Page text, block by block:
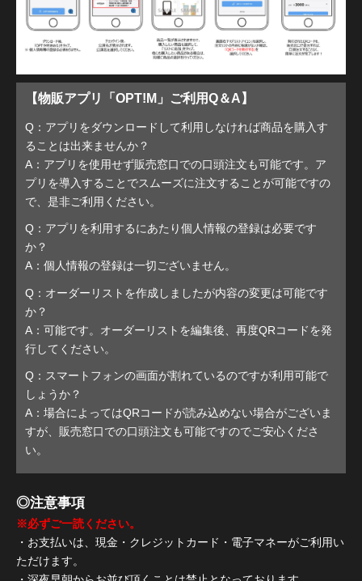
【物販アプリ「OPT!M」ご利用Q＆A】
Q：アプリをダウンロードして利用しなければ商品を購入す
ることは出来ませんか？
A：アプリを使用せず販売窓口での口頭注文も可能です。ア
プリを導入することでスムーズに注文することが可能ですの
で、是非ご利用ください。
Q：アプリを利用するにあたり個人情報の登録は必要です
か？
A：個人情報の登録は一切ございません。
Q：オーダーリストを作成しましたが内容の変更は可能です
か？
A：可能です。オーダーリストを編集後、再度QRコードを発
行してください。
Q：スマートフォンの画面が割れているのですが利用可能で
しょうか？
A：場合によってはQRコードが読み込めない場合がございま
すが、販売窓口での口頭注文も可能ですのでご安心くださ
い。
◎注意事項
※必ずご一読ください。
・お支払いは、現金・クレジットカード・電子マネーがご利用い
ただけます。